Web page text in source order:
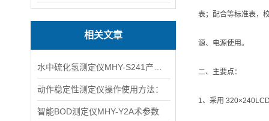
相关文章
动作稳定性测定仪操作使用方法：
智能BOD测定仪MHY-Y2A术参数
表；配合等标准表，
源、电源使用。
二、主要点：
1、采用